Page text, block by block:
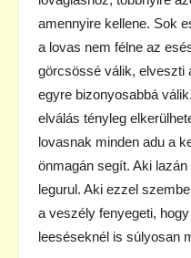
amennyire kellene. Sok
a lovas nem félne az
görcsössé válik, elveszti
egyre bizonyosabbá
elválás tényleg
lovasnak minden adu a
önmagán segít. Aki
legurul. Aki ezzel
a veszély fenyegeti,
leeséseknél is súlyosan